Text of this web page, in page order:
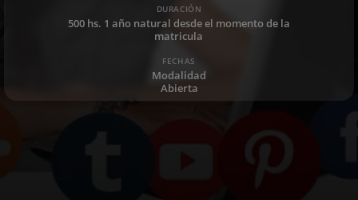
DURACIÓN
500 hs. 1 año natural desde el momento de la
matricula
FECHAS
Modalidad
Abierta